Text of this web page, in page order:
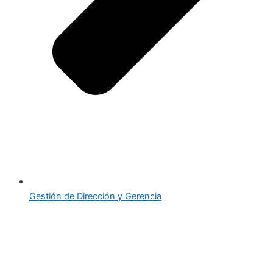
Gestión de Dirección y Gerencia